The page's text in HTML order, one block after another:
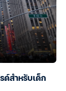
ด์สำหรับเด็ก